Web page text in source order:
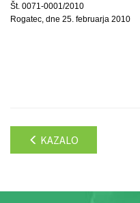
Št. 0071-0001/2010
Rogatec, dne 25. februarja 2010
KAZALO